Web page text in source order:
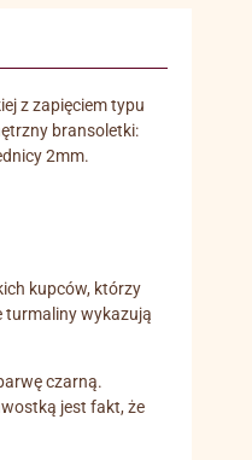
z zapięciem typu
bransoletki:
2mm.
kupców, którzy
turmaliny wykazują
czarną.
jest fakt, że